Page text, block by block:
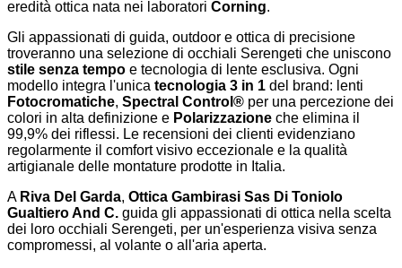
eredità ottica nata nei laboratori Corning.
Gli appassionati di guida, outdoor e ottica di precisione
troveranno una selezione di occhiali Serengeti che uniscono
stile senza tempo e tecnologia di lente esclusiva. Ogni
modello integra l'unica tecnologia 3 in 1 del brand: lenti
Fotocromatiche, Spectral Control® per una percezione dei
colori in alta definizione e Polarizzazione che elimina il
99,9% dei riflessi. Le recensioni dei clienti evidenziano
regolarmente il comfort visivo eccezionale e la qualità
artigianale delle montature prodotte in Italia.
A Riva Del Garda, Ottica Gambirasi Sas Di Toniolo
Gualtiero And C. guida gli appassionati di ottica nella scelta
dei loro occhiali Serengeti, per un'esperienza visiva senza
compromessi, al volante o all'aria aperta.